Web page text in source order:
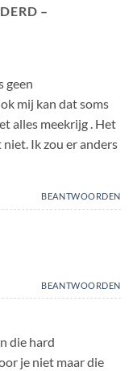
–
geen
mij kan dat soms
alles meekrijg . Het
Ik zou er anders
BEANTWOORDEN
BEANTWOORDEN
die hard
je niet maar die